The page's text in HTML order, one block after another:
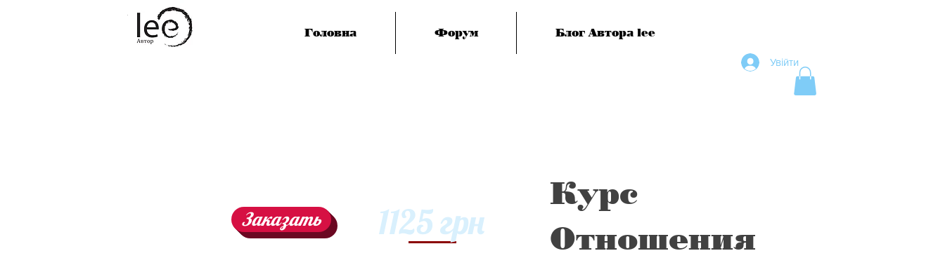
Головна Форум Блог Автора lee
Lee
Сознание
Увійти
Заказать 1125 грн
Курс
Отношения